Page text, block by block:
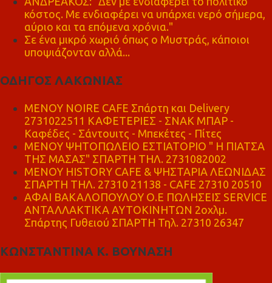
κόστος. Με ενδιαφέρει να υπάρχει νερό σήμερα,
αύριο και τα επόμενα χρόνια."
Σε ένα μικρό χωριό όπως ο Μυστράς, κάποιοι
υποψιάζονταν αλλά...
ΟΔΗΓΟΣ ΛΑΚΩΝΙΑΣ
MENOY NOIRE CAFE Σπάρτη και Delivery
2731022511 ΚΑΦΕΤΕΡΙΕΣ - ΣΝΑΚ ΜΠΑΡ -
Καφέδες - Σάντουιτς - Μπεκέτες - Πίτες
ΜΕΝΟΥ ΨΗΤΟΠΩΛΕΙΟ ΕΣΤΙΑΤΟΡΙΟ " Η ΠΙΑΤΣΑ
ΤΗΣ ΜΑΣΑΣ" ΣΠΑΡΤΗ ΤΗΛ. 2731082002
ΜΕΝΟΥ HISTORY CAFE & ΨΗΣΤΑΡΙΑ ΛΕΩΝΙΔΑΣ
ΣΠΑΡΤΗ ΤΗΛ. 27310 21138 - CAFE 27310 20510
ΑΦΑΙ ΒΑΚΑΛΟΠΟΥΛΟΥ Ο.Ε ΠΩΛΗΣΕΙΣ SERVICE
ΑΝΤΑΛΛΑΚΤΙΚΑ ΑΥΤΟΚΙΝΗΤΩΝ 2οχλμ.
Σπάρτης Γυθειού ΣΠΑΡΤΗ Τηλ. 27310 26347
ΚΩΝΣΤΑΝΤΙΝΑ Κ. ΒΟΥΝΑΣΗ